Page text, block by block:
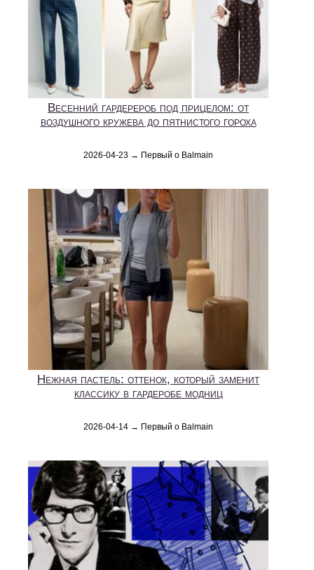
Весенний гардерероб под прицелом: от
воздушного кружева до пятнистого гороха
2026-04-23 → Первый о Balmain
Нежная пастель: оттенок, который заменит
классику в гардеробе модниц
2026-04-14 → Первый о Balmain